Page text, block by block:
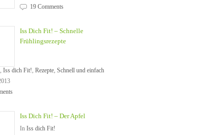
19 Comments
Iss Dich Fit! – Schnelle
Frühlingsrezepte
, Iss dich Fit!, Rezepte, Schnell und einfach
Iss Dich Fit! – Der Apfel
In Iss dich Fit!